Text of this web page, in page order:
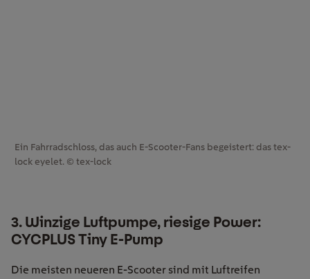
Ein Fahrradschloss, das auch E-Scooter-Fans begeistert: das tex-
lock eyelet. © tex-lock
3. Winzige Luftpumpe, riesige Power:
CYCPLUS Tiny E-Pump
Die meisten neueren E-Scooter sind mit Luftreifen